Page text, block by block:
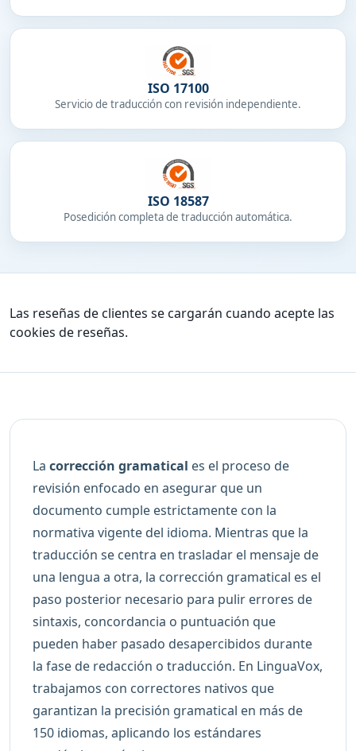
ISO 17100
Servicio de traducción con revisión independiente.
ISO 18587
Posedición completa de traducción automática.
Las reseñas de clientes se cargarán cuando acepte las
cookies de reseñas.
La corrección gramatical es el proceso de
revisión enfocado en asegurar que un
documento cumple estrictamente con la
normativa vigente del idioma. Mientras que la
traducción se centra en trasladar el mensaje de
una lengua a otra, la corrección gramatical es el
paso posterior necesario para pulir errores de
sintaxis, concordancia o puntuación que
pueden haber pasado desapercibidos durante
la fase de redacción o traducción. En LinguaVox,
trabajamos con correctores nativos que
garantizan la precisión gramatical en más de
150 idiomas, aplicando los estándares